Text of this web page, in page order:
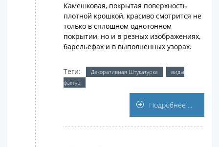
Камешковая, покрытая поверхность
плотной крошкой, красиво смотрится не
только в сплошном однотонном
покрытии, но и в резных изображениях,
барельефах и в выполненных узорах.
Теги: Декоративная Штукатурка
виды
фактур
Подробнее ...